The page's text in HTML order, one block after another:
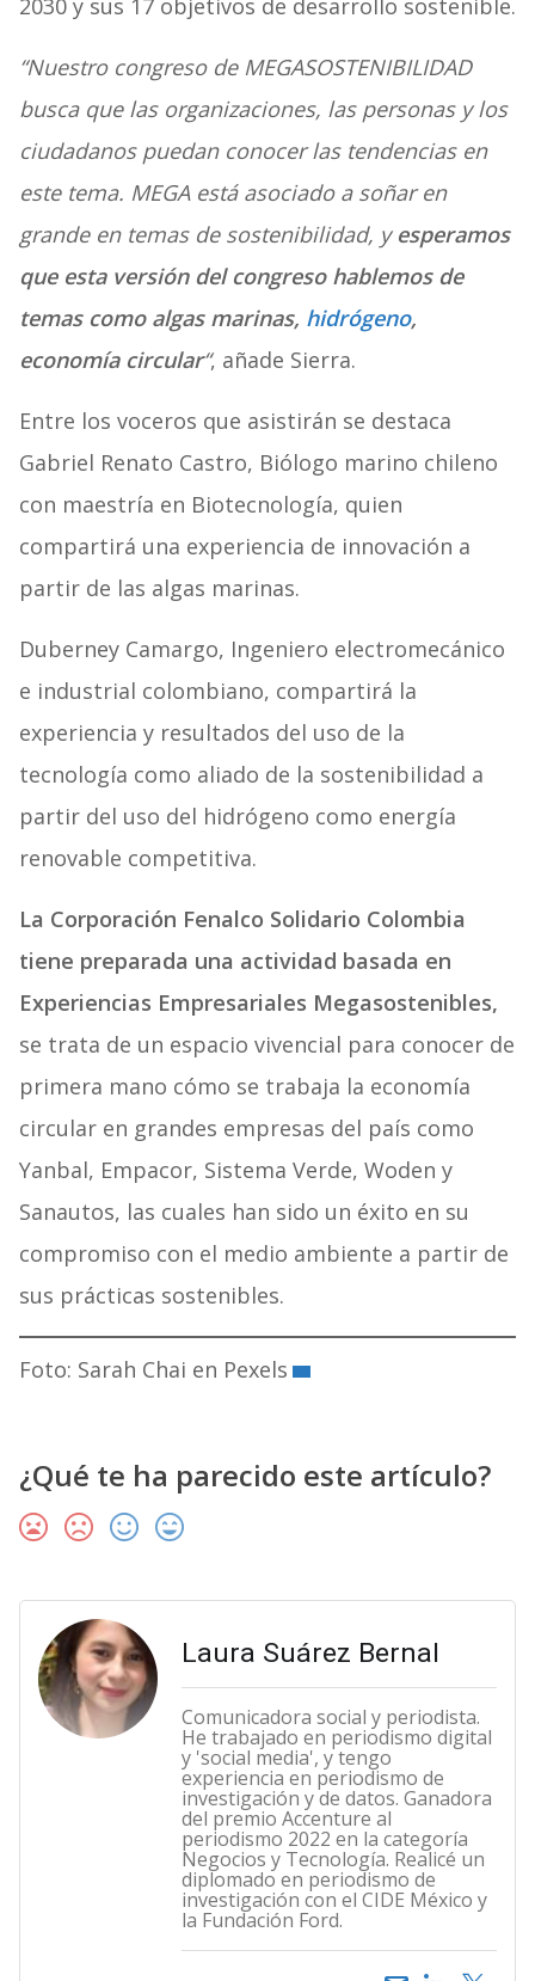
2030 y sus 17 objetivos de desarrollo sostenible.
“Nuestro congreso de MEGASOSTENIBILIDAD
busca que las organizaciones, las personas y los
ciudadanos puedan conocer las tendencias en
este tema. MEGA está asociado a soñar en
grande en temas de sostenibilidad, y esperamos
que esta versión del congreso hablemos de
temas como algas marinas, hidrógeno,
economía circular“, añade Sierra.
Entre los voceros que asistirán se destaca
Gabriel Renato Castro, Biólogo marino chileno
con maestría en Biotecnología, quien
compartirá una experiencia de innovación a
partir de las algas marinas.
Duberney Camargo, Ingeniero electromecánico
e industrial colombiano, compartirá la
experiencia y resultados del uso de la
tecnología como aliado de la sostenibilidad a
partir del uso del hidrógeno como energía
renovable competitiva.
La Corporación Fenalco Solidario Colombia
tiene preparada una actividad basada en
Experiencias Empresariales Megasostenibles,
se trata de un espacio vivencial para conocer de
primera mano cómo se trabaja la economía
circular en grandes empresas del país como
Yanbal, Empacor, Sistema Verde, Woden y
Sanautos, las cuales han sido un éxito en su
compromiso con el medio ambiente a partir de
sus prácticas sostenibles.
Foto: Sarah Chai en Pexels
¿Qué te ha parecido este artículo?
Laura Suárez Bernal
Comunicadora social y periodista.
He trabajado en periodismo digital
y 'social media', y tengo
experiencia en periodismo de
investigación y de datos. Ganadora
del premio Accenture al
periodismo 2022 en la categoría
Negocios y Tecnología. Realicé un
diplomado en periodismo de
investigación con el CIDE México y
la Fundación Ford.